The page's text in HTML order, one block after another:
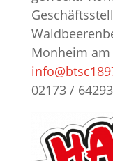
Monheim am
02173 /